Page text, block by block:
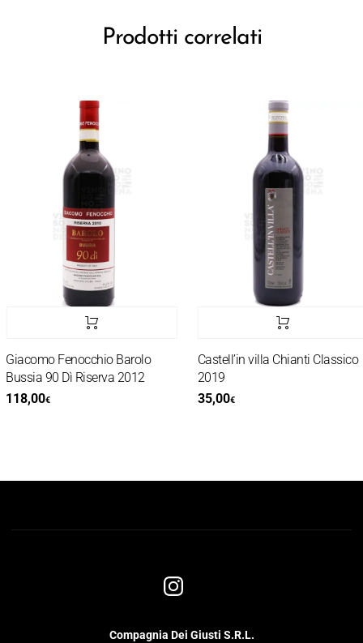
Prodotti correlati
Fenocchio Barolo
90 Dì Riserva 2012
€
Castell’in villa Chianti Classico
2019
35,00€
Compagnia Dei Giusti S.R.L.